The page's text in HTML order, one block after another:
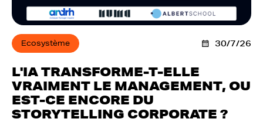
Ecosystème 30/7/26
L'IA TRANSFORME-T-ELLE
VRAIMENT LE MANAGEMENT, OU
EST-CE ENCORE DU
STORYTELLING CORPORATE ?